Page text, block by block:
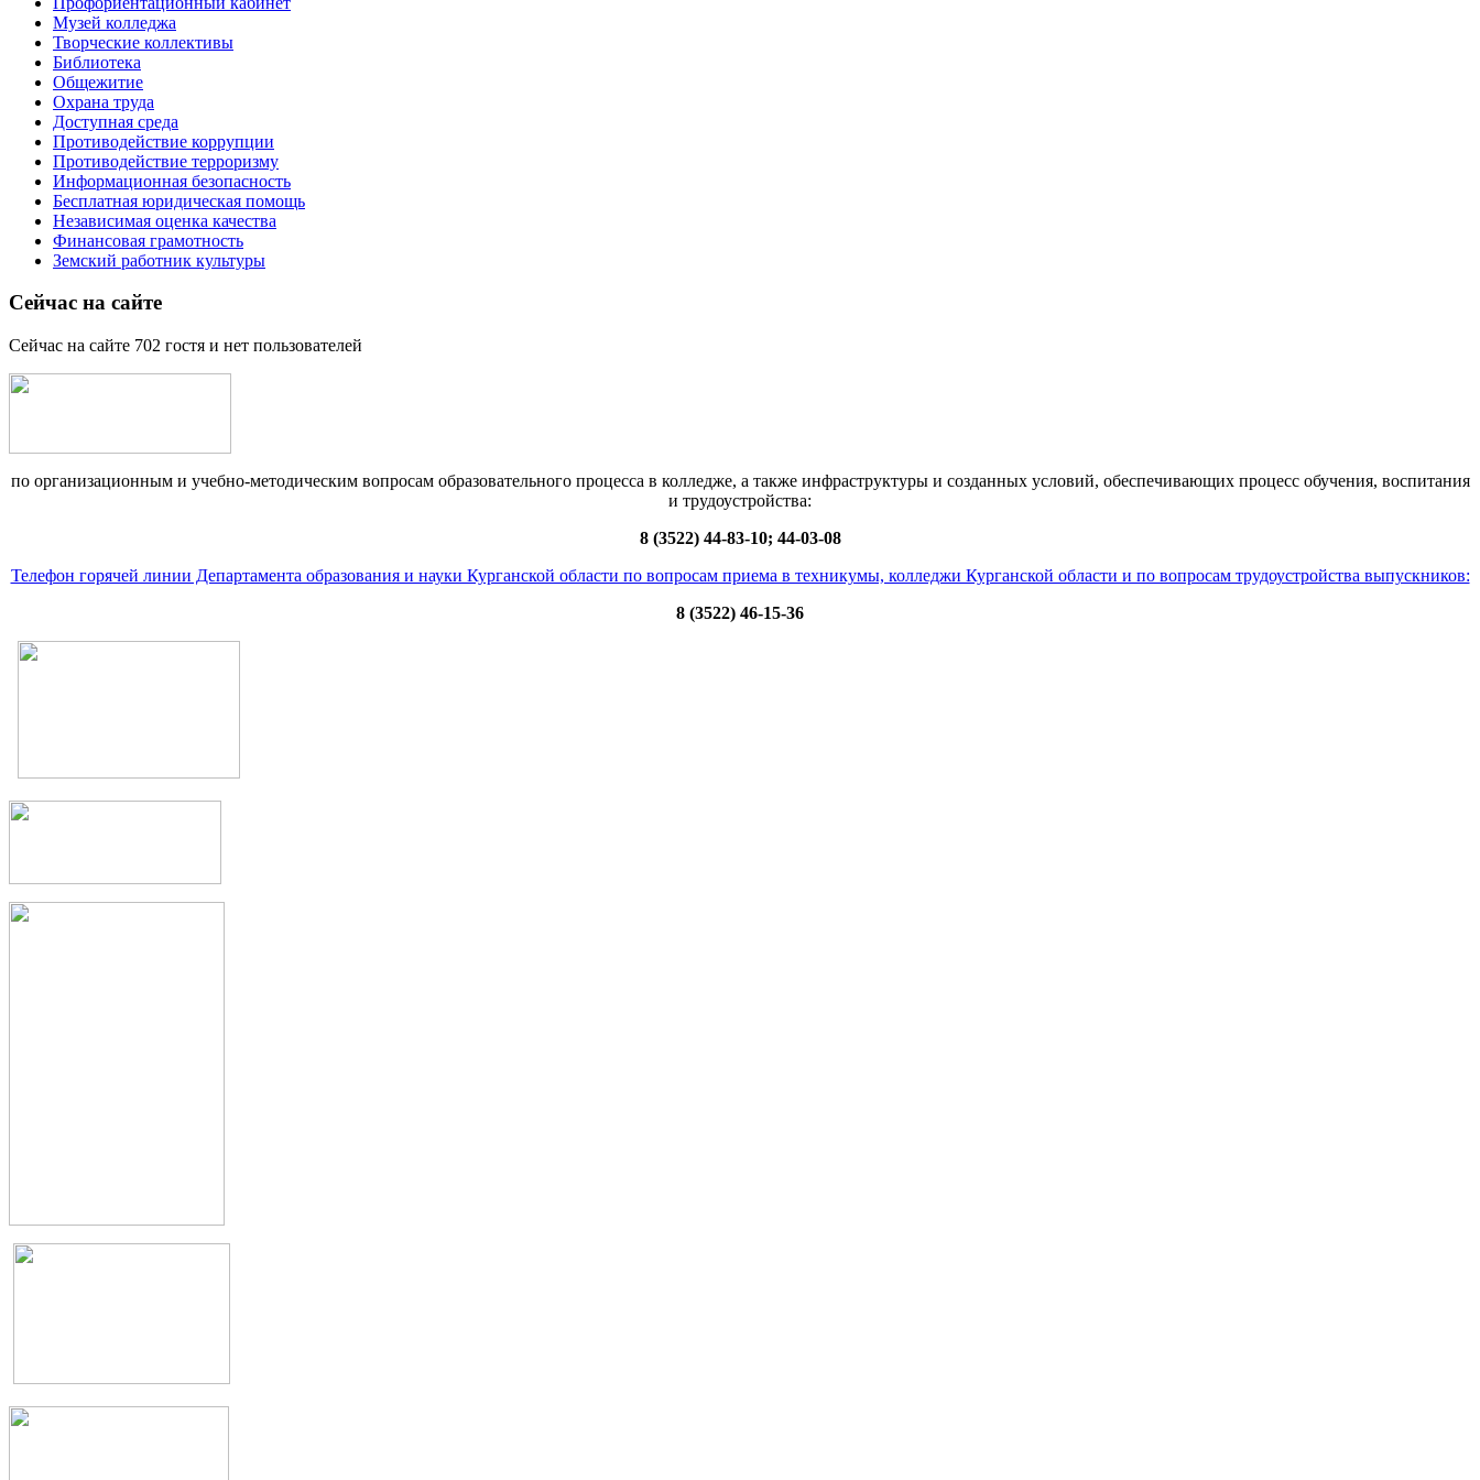
Музей колледжа
Творческие коллективы
Библиотека
Общежитие
Охрана труда
Доступная среда
Противодействие коррупции
Противодействие терроризму
Информационная безопасность
Бесплатная юридическая помощь
Независимая оценка качества
Финансовая грамотность
Земский работник культуры
Сейчас на сайте
Сейчас на сайте 702 гостя и нет пользователей
по организационным и учебно-методическим вопросам образовательного процесса в колледже, а также инфраструктуры и созданных условий, обеспечивающих процесс обучения, воспитания
и трудоустройства:
8 (3522) 44-83-10; 44-03-08
Телефон горячей линии Департамента образования и науки Курганской области по вопросам приема в техникумы, колледжи Курганской области и по вопросам трудоустройства выпускников:
8 (3522) 46-15-36